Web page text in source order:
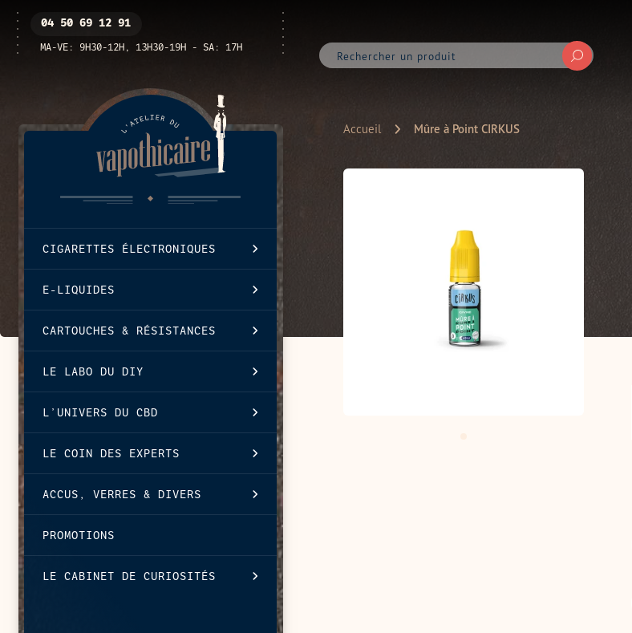
contenu
04 50 69 12 91
MA-VE: 9H30-12H, 13H30-19H - SA: 17H
CIGARETTES ÉLECTRONIQUES
E-LIQUIDES
CARTOUCHES & RÉSISTANCES
LE LABO DU DIY
L’UNIVERS DU CBD
LE COIN DES EXPERTS
ACCUS, VERRES & DIVERS
PROMOTIONS
LE CABINET DE CURIOSITÉS
fermer
Soumettre
Accueil Mûre à Point CIRKUS